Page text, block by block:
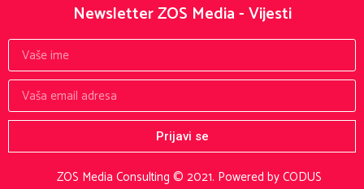
ZOS Media Consulting © 2021. Powered by CODUS
Newsletter ZOS Media - Vijesti
Prijavi se